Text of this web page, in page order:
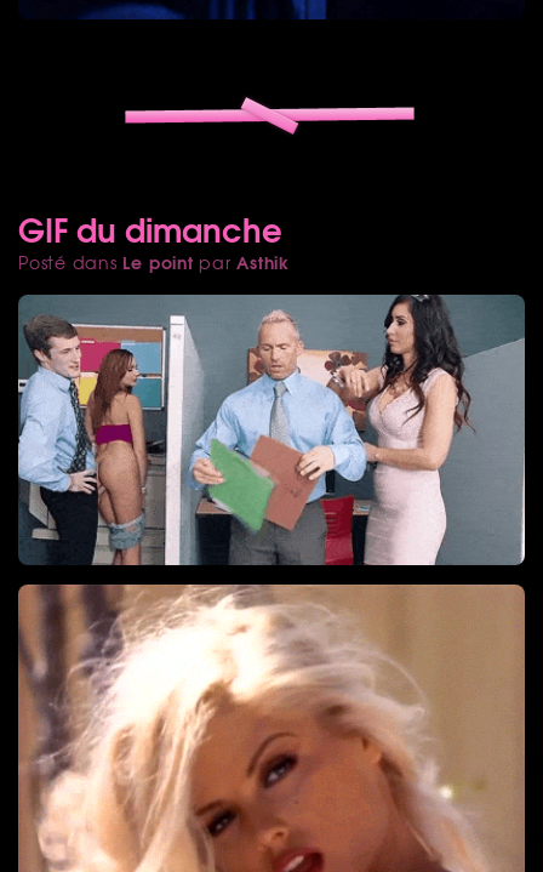
GIF du dimanche
Posté dans Le point parAsthik